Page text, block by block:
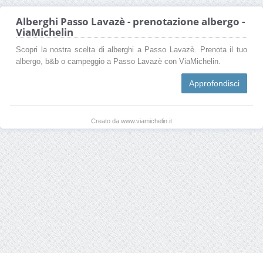
Alberghi Passo Lavazè - prenotazione albergo -
ViaMichelin
Scopri la nostra scelta di alberghi a Passo Lavazè. Prenota il tuo
albergo, b&b o campeggio a Passo Lavazè con ViaMichelin.
Approfondisci
Creato da www.viamichelin.it